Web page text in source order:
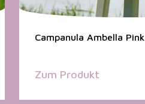
Campanula Ambella Pink
Zum Produkt